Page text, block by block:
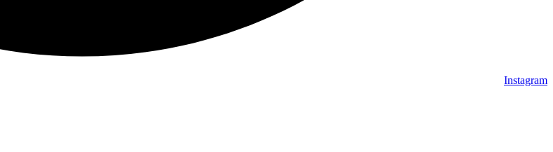
Instagram